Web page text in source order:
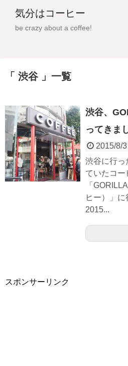
気分はコーヒー
be crazy about a coffee!
渋谷 一覧
渋谷、
ってきま
2015/8/3
渋谷に行っ
ていたコー
「
ヒー）」
2015...
スポンサーリンク